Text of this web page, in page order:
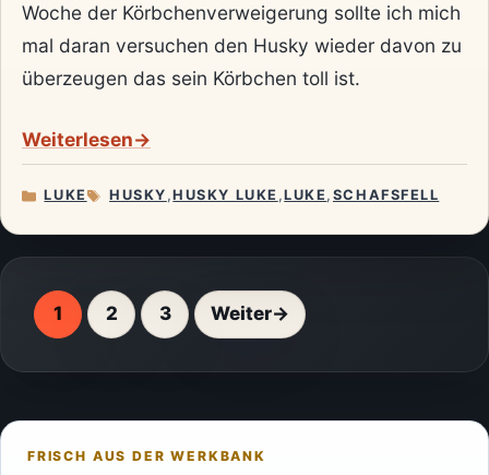
Woche der Körbchenverweigerung sollte ich mich
mal daran versuchen den Husky wieder davon zu
überzeugen das sein Körbchen toll ist.
Weiterlesen
KATEGORIEN
LUKE
SCHLAGWÖRTER
HUSKY ,HUSKY LUKE ,LUKE , SCHAFSFELL
Seite
1
Seite
2
Seite
3 Weiter→